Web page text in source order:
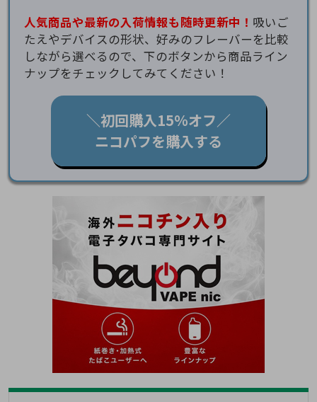
人気商品や最新の入荷情報も随時更新中！ 吸いご
たえやデバイスの形状、好みのフレーバーを比較
しながら選べるので、下のボタンから商品ライン
ナップをチェックしてみてください！
＼初回購入15％オフ／
ニコパフを購入する